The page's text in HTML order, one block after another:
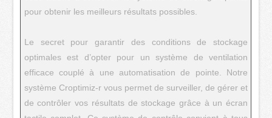
pour obtenir les meilleurs résultats possibles.
Le secret pour garantir des conditions de stockage
optimales est d’opter pour un système de ventilation
efficace couplé à une automatisation de pointe. Notre
système Croptimiz-r vous permet de surveiller, de gérer et
de contrôler vos résultats de stockage grâce à un écran